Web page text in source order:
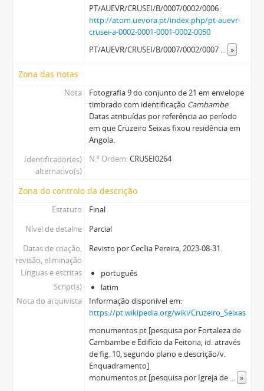
PT/AUEVR/CRUSEI/B/0007/0002/0006
http://atom.uevora.pt/index.php/pt-auevr-
crusei-a-0002-0001-0001-0002-0050
PT/AUEVR/CRUSEI/B/0007/0002/0007 ... »
Zona das notas
Nota
Fotografia 9 do conjunto de 21 em envelope
timbrado com identificação Cambambe.
Datas atribuídas por referência ao período
em que Cruzeiro Seixas fixou residência em
Angola.
Identificador(es)
alternativo(s)
N.º Ordem CRUSEI0264
Zona do controlo da descrição
Estatuto
Final
Nível de detalhe
Parcial
Datas de criação,
revisão, eliminação
Revisto por Cecília Pereira, 2023-08-31.
Línguas e escritas
português
Script(s)
latim
Nota do arquivista
Informação disponível em:
https://pt.wikipedia.org/wiki/Cruzeiro_Seixas
monumentos.pt [pesquisa por Fortaleza de
Cambambe e Edifício da Feitoria, id. através
de fig. 10, segundo plano e descrição/v.
Enquadramento]
monumentos.pt [pesquisa por Igreja de ... »